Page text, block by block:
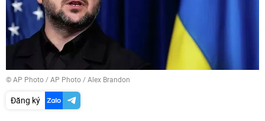
© AP Photo / AP Photo / Alex Brandon
Đăng ký